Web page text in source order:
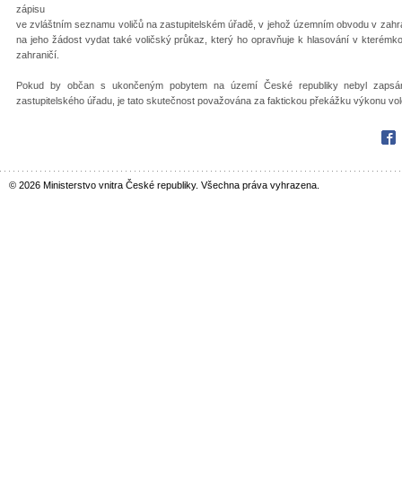
zápisu
ve zvláštním seznamu voličů na zastupitelském úřadě, v jehož územním obvodu v
na jeho žádost vydat také voličský průkaz, který ho opravňuje k hlasování v
zahraničí.
Pokud by občan s ukončeným pobytem na území České republiky nebyl
zastupitelského úřadu, je tato skutečnost považována za faktickou překážku výkonu
© 2026 Ministerstvo vnitra České republiky. Všechna práva vyhrazena.